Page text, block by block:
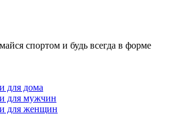
спортом и будь всегда в форме
для дома
для мужчин
для женщин